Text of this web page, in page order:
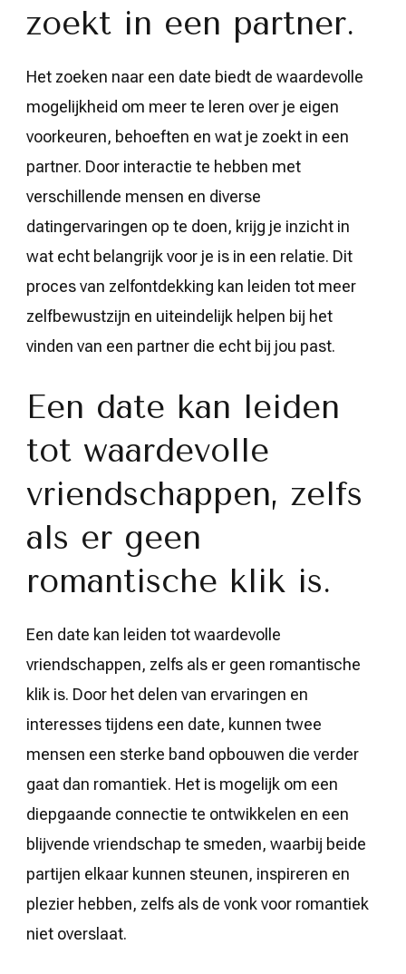
zoekt in een partner.
Het zoeken naar een date biedt de waardevolle
mogelijkheid om meer te leren over je eigen
voorkeuren, behoeften en wat je zoekt in een
partner. Door interactie te hebben met
verschillende mensen en diverse
datingervaringen op te doen, krijg je inzicht in
wat echt belangrijk voor je is in een relatie. Dit
proces van zelfontdekking kan leiden tot meer
zelfbewustzijn en uiteindelijk helpen bij het
vinden van een partner die echt bij jou past.
Een date kan leiden
tot waardevolle
vriendschappen, zelfs
als er geen
romantische klik is.
Een date kan leiden tot waardevolle
vriendschappen, zelfs als er geen romantische
klik is. Door het delen van ervaringen en
interesses tijdens een date, kunnen twee
mensen een sterke band opbouwen die verder
gaat dan romantiek. Het is mogelijk om een
diepgaande connectie te ontwikkelen en een
blijvende vriendschap te smeden, waarbij beide
partijen elkaar kunnen steunen, inspireren en
plezier hebben, zelfs als de vonk voor romantiek
niet overslaat.